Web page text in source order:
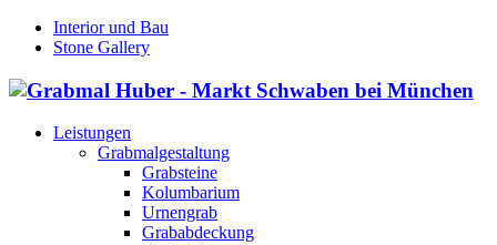
Interior und Bau
Stone Gallery
Leistungen
Grabmalgestaltung
Grabsteine
Kolumbarium
Urnengrab
Grababdeckung